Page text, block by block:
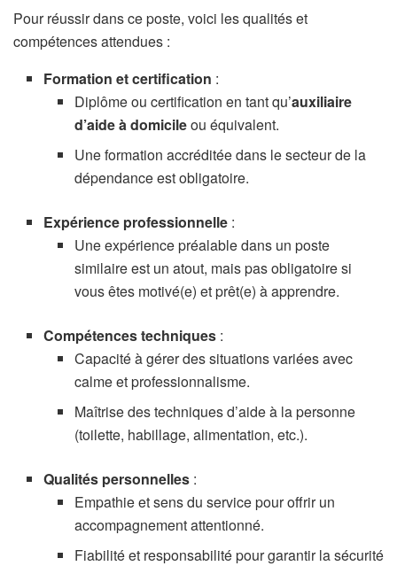
Pour réussir dans ce poste, voici les qualités et
compétences attendues :
Formation et certification :
Diplôme ou certification en tant qu’auxiliaire
d’aide à domicileou équivalent.
Une formation accréditée dans le secteur de la
dépendance est obligatoire.
Expérience professionnelle :
Une expérience préalable dans un poste
similaire est un atout, mais pas obligatoire si
vous êtes motivé(e) et prêt(e) à apprendre.
Compétences techniques :
Capacité à gérer des situations variées avec
calme et professionnalisme.
Maîtrise des techniques d’aide à la personne
(toilette, habillage, alimentation, etc.).
Qualités personnelles :
Empathie et sens du service pour offrir un
accompagnement attentionné.
Fiabilité et responsabilité pour garantir la sécurité